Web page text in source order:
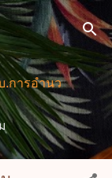
ำนวยการความ